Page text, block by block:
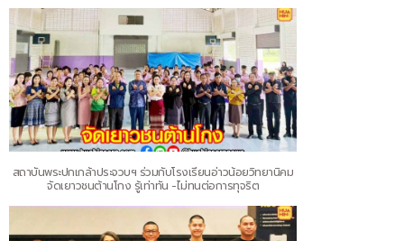
สถาบันพระปกเกล้าประจวบฯ ร่วมกับโรงเรียนอ่าวน้อยวิทยานิคม
จัดเยาวชนต้านโกง รู้เท่าทัน -ไม่ทนต่อการทุจริต